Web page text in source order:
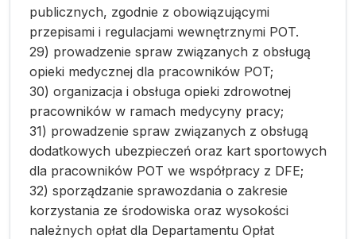
publicznych, zgodnie z obowiązującymi
przepisami i regulacjami wewnętrznymi POT.
29) prowadzenie spraw związanych z obsługą
opieki medycznej dla pracowników POT;
30) organizacja i obsługa opieki zdrowotnej
pracowników w ramach medycyny pracy;
31) prowadzenie spraw związanych z obsługą
dodatkowych ubezpieczeń oraz kart sportowych
dla pracowników POT we współpracy z DFE;
32) sporządzanie sprawozdania o zakresie
korzystania ze środowiska oraz wysokości
należnych opłat dla Departamentu Opłat